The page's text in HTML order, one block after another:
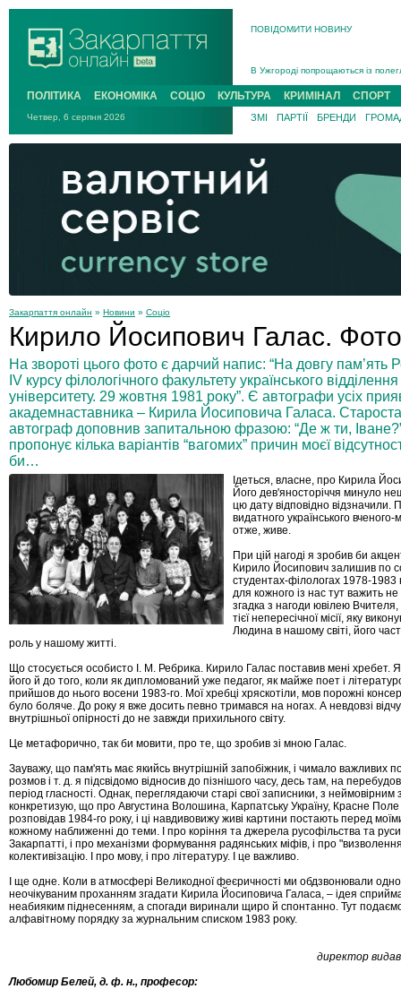
ПОВІДОМИТИ НОВИНУ
В Ужгороді попрощаються із
В Ужгороді 5 серпня
На війні з рф поліг військовий з
Інструктора районного ТЦК на
ПОЛІТИКА ЕКОНОМІКА СОЦІО КУЛЬТУРА КРИМІНАЛ СПОРТ
Четвер, 6 серпня 2026 ЗМІ ПАРТІЇ БРЕНДИ
Закарпаття онлайн » Новини » Соціо
Кирило Йосипович Галас. Фото
На звороті цього фото є дарчий напис: “На довгу пам’ять
IV курсу філологічного факультету українського
університету. 29 жовтня 1981 року”. Є автографи усіх
академнаставника – Кирила Йосиповича Галаса.
автограф доповнив запитальною фразою: “Де ж ти,
пропонує кілька варіантів “вагомих” причин моєї
би…
Ідеться, власне, про Кирила
Його дев'яносторіччя минуло
цю дату відповідно відзначили.
видатного україн­ського
отже, живе.
При цій нагоді я зробив би
Кирило Йосипович залишив по
студентах-філологах 1978-
для кожного із нас тут важить
згадка з нагоди ювілею Вчителя,
тієї непересічної місії, яку
Людина в нашому світі, його
роль у нашому житті.
Що стосується особисто І. М. Ребрика. Кирило Галас поставив мені хребет.
його й до того, коли як дипломований уже педагог, як майже поет і
прийшов до нього восени 1983-го. Мої хребці хряскотіли, мов порожні
було боляче. До року я вже досить певно тримався на ногах. А невдовзі
внутрішньої опірності до не завжди прихильного світу.
Це метафорично, так би мовити, про те, що зробив зі мною Галас.
Зауважу, що пам'ять має якийсь внутрішній запобіжник, і чимало важливих
розмов і т. д. я підсвідомо відносив до пізнішого часу, десь там, на
період гласності. Однак, переглядаючи старі свої записники, з неймовірним
конкретизую, що про Августина Волошина, Карпатську Україну, Красне Поле
розповідав 1984-го року, і ці навдивовижу живі картини постають перед
кожному наближенні до теми. І про коріння та джерела русофільства та
Закарпатті, і про механізми формування радянських міфів, і про
колективізацію. І про мову, і про літературу. І це важливо.
І ще одне. Коли в атмосфері Великодної феєричності ми обдзвонювали
неочікуваним проханням згадати Кирила Йосиповича Галаса, – ідея
неабияким піднесенням, а спогади виринали щиро й спонтанно. Тут подаємо
алфавітному порядку за журнальним списком 1983 року.
директор
Любомир Белей, д. ф. н., професор: